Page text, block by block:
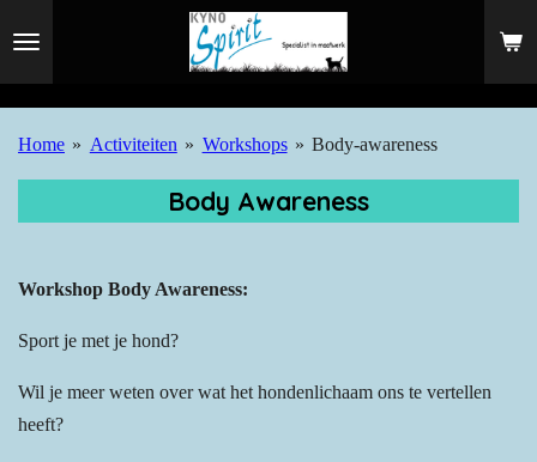
hoofdinhoud
Home » Activiteiten » Workshops » Body-awareness
Body Awareness
Workshop Body Awareness:
Sport je met je hond?
Wil je meer weten over wat het hondenlichaam ons te vertellen
heeft?